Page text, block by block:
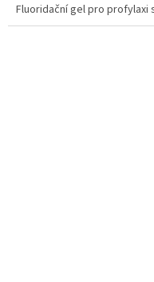
Fluoridační gel pro profylaxi